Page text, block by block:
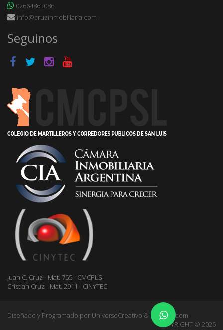
02664863086
info@cruzinmobiliaria.com
Seguinos
Juan C. Cruz - Mat. 755 - CMCPLS
Cristian Cruz - Mat. 2911 - CINYTEC
Diseñado y Programado por UniversoCreativo & Gestioo.com
COPYRIGHT © 2026